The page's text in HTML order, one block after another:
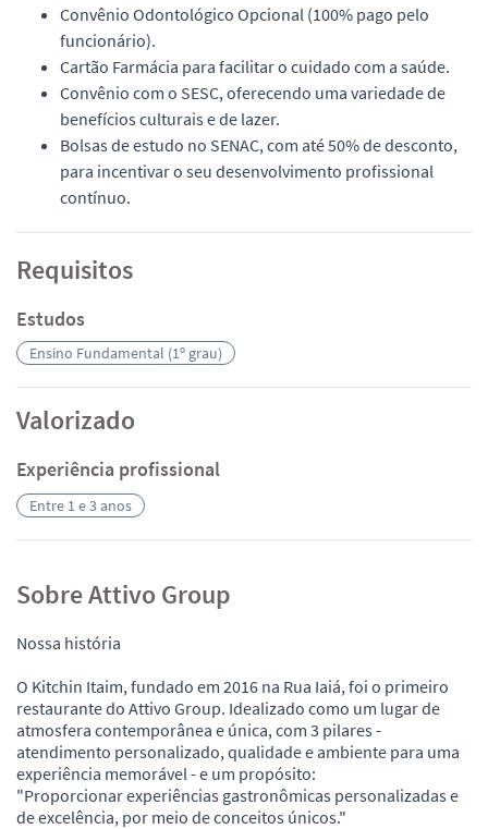
Convênio Odontológico Opcional (100% pago pelo
funcionário).
Cartão Farmácia para facilitar o cuidado com a saúde.
Convênio com o SESC, oferecendo uma variedade de
benefícios culturais e de lazer.
Bolsas de estudo no SENAC, com até 50% de desconto,
para incentivar o seu desenvolvimento profissional
contínuo.
Requisitos
Estudos
Ensino Fundamental (1º grau)
Valorizado
Experiência profissional
Entre 1 e 3 anos
Sobre Attivo Group
Nossa história
O Kitchin Itaim, fundado em 2016 na Rua Iaiá, foi o primeiro
restaurante do Attivo Group. Idealizado como um lugar de
atmosfera contemporânea e única, com 3 pilares -
atendimento personalizado, qualidade e ambiente para uma
experiência memorável - e um propósito:
"Proporcionar experiências gastronômicas personalizadas e
de excelência, por meio de conceitos únicos."